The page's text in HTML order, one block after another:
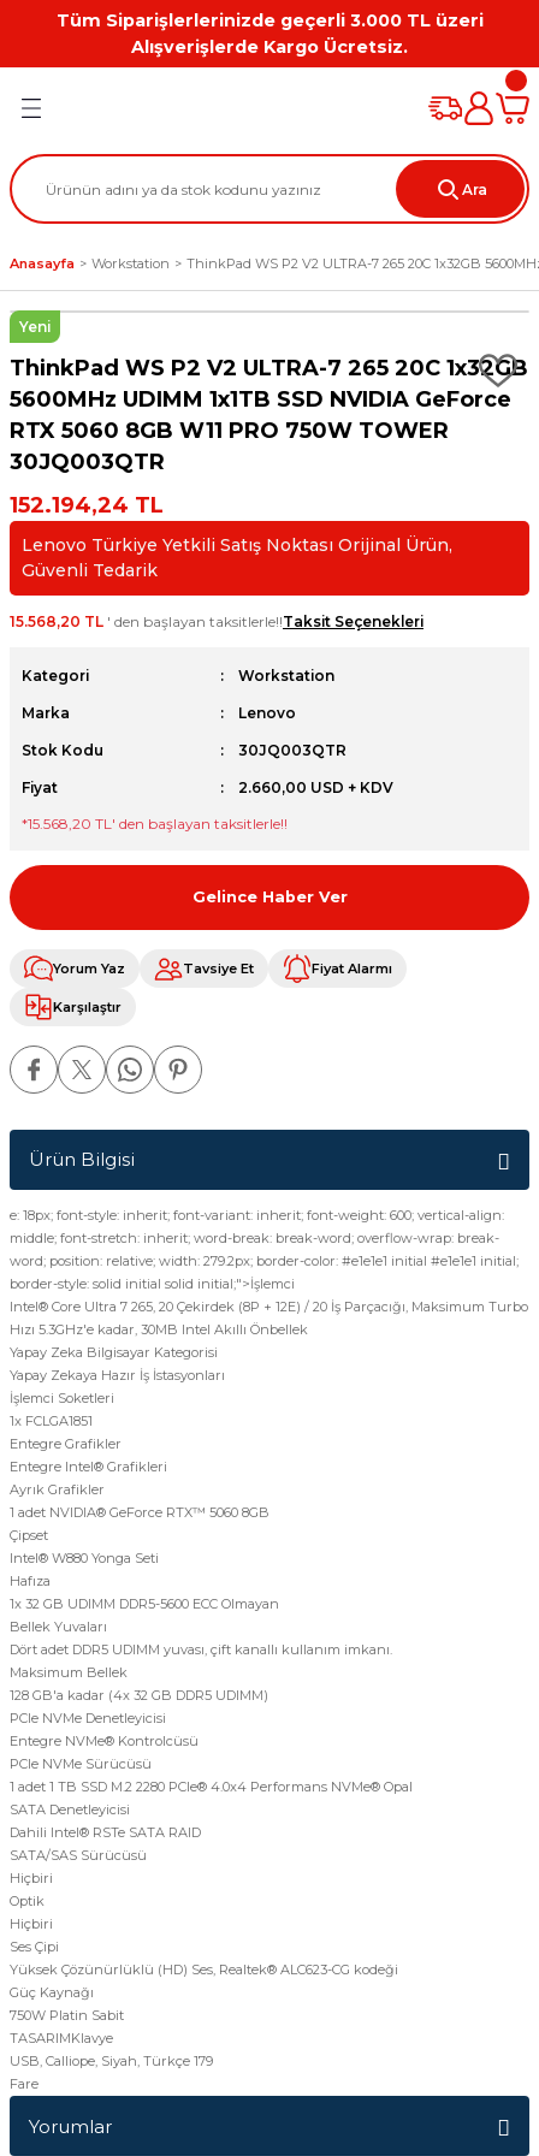
Tüm Siparişlerlerinizde geçerli 3.000 TL üzeri
Alışverişlerde Kargo Ücretsiz.
Geri Dön
Geri Dön
Geri Dön
Geri Dön
Geri Dön
Geri Dön
Kılıf
Workstation Aksesuarları
Grafik Kartı
Ara
Anasayfa Workstation ThinkPad WS P2 V2 ULTRA-7 265 20C 1x32GB
Yeni
ThinkPad WS P2 V2 ULTRA-7 265 20C 1x32GB
5600MHz UDIMM 1x1TB SSD NVIDIA GeForce
RTX 5060 8GB W11 PRO 750W TOWER
30JQ003QTR
152.194,24 TL
Lenovo Türkiye Yetkili Satış Noktası Orijinal Ürün,
Güvenli Tedarik
15.568,20 TL ' den başlayan taksitlerle!!Taksit Seçenekleri
Kategori Workstation
Marka Lenovo
Stok Kodu 30JQ003QTR
Fiyat
2.660,00 USD + KDV
*15.568,20 TL' den başlayan taksitlerle!!
Gelince Haber Ver
Yorum Yaz Tavsiye Et Fiyat Alarmı
Karşılaştır
Ürün Bilgisi
e: 18px; font-style: inherit; font-variant: inherit; font-weight: 600; vertical-align:
middle; font-stretch: inherit; word-break: break-word; overflow-wrap: break-
word; position: relative; width: 279.2px; border-color: #e1e1e1 initial #e1e1e1 initial;
border-style: solid initial solid initial;">İşlemci
Intel® Core Ultra 7 265, 20 Çekirdek (8P + 12E) / 20 İş Parçacığı, Maksimum Turbo
Hızı 5.3GHz'e kadar, 30MB Intel Akıllı Önbellek
Yapay Zeka Bilgisayar Kategorisi
Yapay Zekaya Hazır İş İstasyonları
İşlemci Soketleri
1x FCLGA1851
Entegre Grafikler
Entegre Intel® Grafikleri
Ayrık Grafikler
1 adet NVIDIA® GeForce RTX™ 5060 8GB
Çipset
Intel® W880 Yonga Seti
Hafıza
1x 32 GB UDIMM DDR5-5600 ECC Olmayan
Bellek Yuvaları
Dört adet DDR5 UDIMM yuvası, çift kanallı kullanım imkanı.
Maksimum Bellek
128 GB'a kadar (4x 32 GB DDR5 UDIMM)
PCIe NVMe Denetleyicisi
Entegre NVMe® Kontrolcüsü
PCIe NVMe Sürücüsü
1 adet 1 TB SSD M.2 2280 PCIe® 4.0x4 Performans NVMe® Opal
SATA Denetleyicisi
Dahili Intel® RSTe SATA RAID
SATA/SAS Sürücüsü
Hiçbiri
Optik
Hiçbiri
Ses Çipi
Yüksek Çözünürlüklü (HD) Ses, Realtek® ALC623-CG kodeği
Güç Kaynağı
750W Platin Sabit
TASARIMKlavye
USB, Calliope, Siyah, Türkçe 179
Fare
Yorumlar